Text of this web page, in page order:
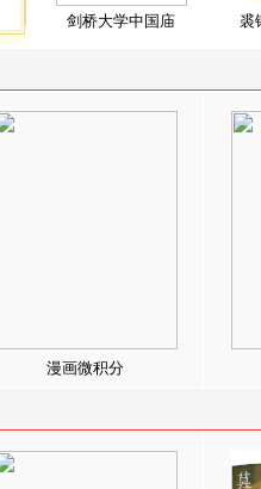
剑桥大学中国庙 裘
漫画微积分